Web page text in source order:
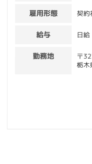
雇用形態 契約
給与 日
勤務地 〒
栃木